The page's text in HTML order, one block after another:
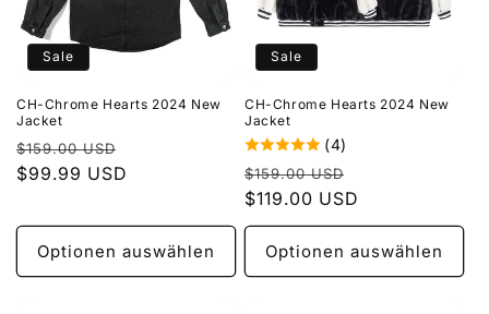
Sale
CH-Chrome Hearts 2024 New
Jacket
Normaler
Preis
$159.00 USD
Verkaufspreis
$99.99 USD
Optionen auswählen
Sale
CH-Chrome Hearts 2024 New
Jacket
(4)
Normaler
Preis
$159.00 USD
$119.00 USD
Optionen auswählen